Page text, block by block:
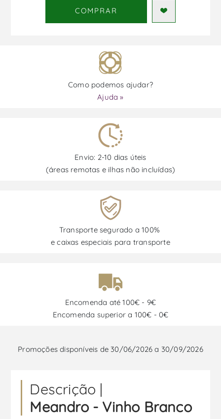
COMPRAR
Como podemos ajudar?
Ajuda »
Envio: 2-10 dias úteis
(áreas remotas e ilhas não incluídas)
Transporte segurado a 100%
e caixas especiais para transporte
Encomenda até 100€ - 9€
Encomenda superior a 100€ - 0€
Promoções disponíveis de 30/06/2026 a 30/09/2026
Descrição |
Meandro - Vinho Branco